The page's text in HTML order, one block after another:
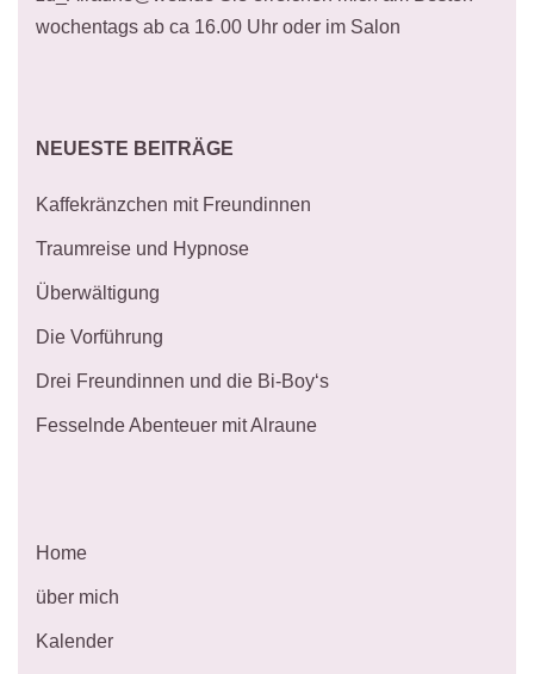
wochentags ab ca 16.00 Uhr oder im Salon
NEUESTE BEITRÄGE
Kaffekränzchen mit Freundinnen
Traumreise und Hypnose
Überwältigung
Die Vorführung
Drei Freundinnen und die Bi-Boy‘s
Fesselnde Abenteuer mit Alraune
Home
über mich
Kalender